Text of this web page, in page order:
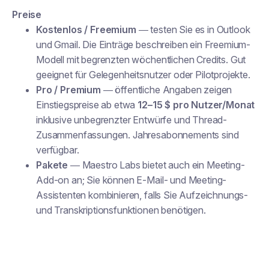
Preise
Kostenlos / Freemium — testen Sie es in Outlook
und Gmail. Die Einträge beschreiben ein Freemium-
Modell mit begrenzten wöchentlichen Credits. Gut
geeignet für Gelegenheitsnutzer oder Pilotprojekte.
Pro / Premium — öffentliche Angaben zeigen
Einstiegspreise ab etwa 12–15 $ pro Nutzer/Monat
inklusive unbegrenzter Entwürfe und Thread-
Zusammenfassungen. Jahresabonnements sind
verfügbar.
Pakete — Maestro Labs bietet auch ein Meeting-
Add-on an; Sie können E-Mail- und Meeting-
Assistenten kombinieren, falls Sie Aufzeichnungs-
und Transkriptionsfunktionen benötigen.